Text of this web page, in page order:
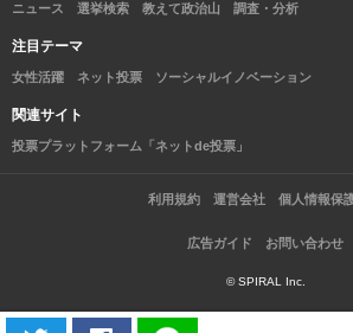
ニュース 選挙検索 教えて政治山 調査・分析
注目テーマ
女性活躍 ネット投票 ソーシャルイノベーション
関連サイト
投票プラットフォーム「ネットde投票」
利用規約 運営会社 個人情報保
広告ガイド お問い合わせ
© SPIRAL Inc.